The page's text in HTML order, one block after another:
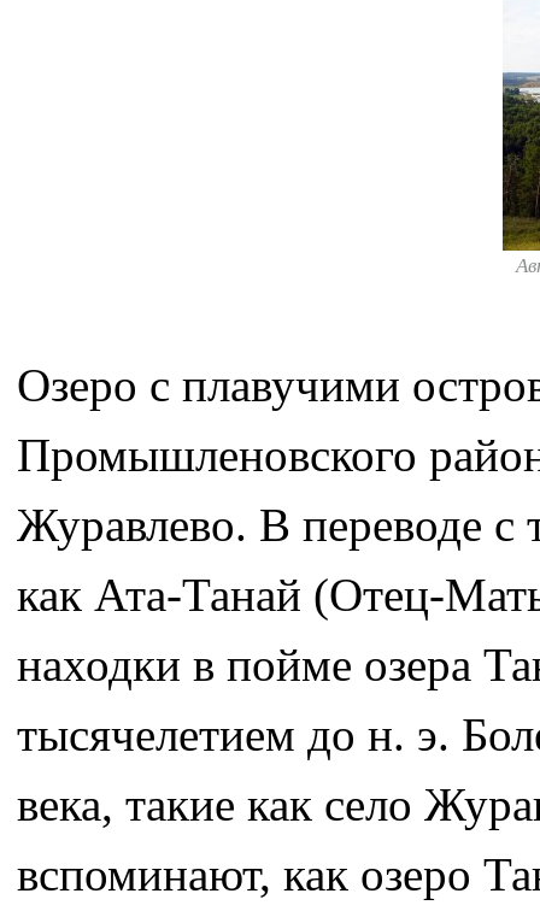
Озеро с плавучими
Промышленовского
Журавлево. В переводе с
как Ата-Танай (Отец-
находки в пойме озера
тысячелетием до н. э.
века, такие как село
вспоминают, как озеро